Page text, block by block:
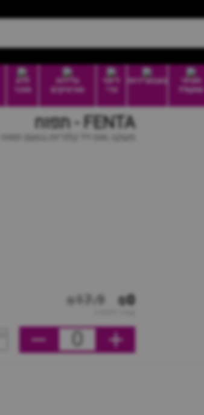
חטיפי
שוקולד
בונבוניירות
דיוטי
פרי
גלידות
וארטיקים
ללא
סוכר
FENTA - תפוח
משקה מוגז דל קלוריות בטעם תפוח
₪0
₪17.9
0